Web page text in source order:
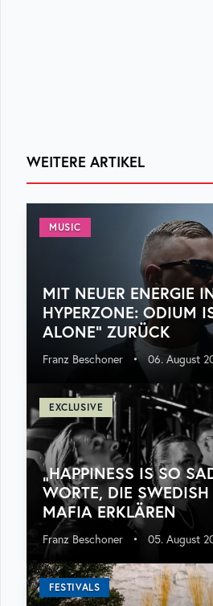
WEITERE ARTIKEL
MUSIC
MIT NEUER ENERGIE
HYPERZONE: ODIUM
ALONE“ ZURÜCK
Franz Beschoner • 06. August
EXCLUSIVE
„HAPPINESS IS SO
WORTE, DIE
MAFIA ERKLÄREN
Franz Beschoner • 05. August
FESTIVALS